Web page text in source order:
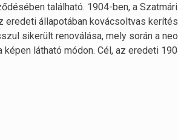
található. 1904-ben, a
eredeti állapotában kovácsoltvas
sikerült renoválása, mely során a
látható módon. Cél, az eredeti